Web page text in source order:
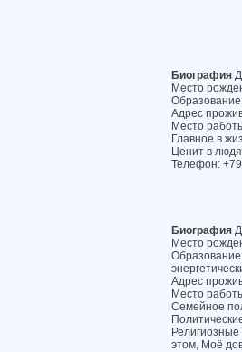
Биография
Место
Адрес
Место
Главное в
Ценит в
Телефон:
Биография
Место
Адрес
Место
Семейное
этом, Моё